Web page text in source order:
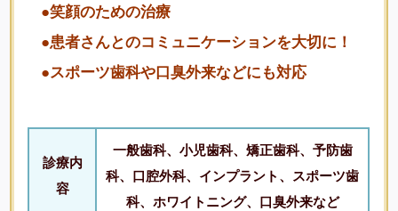
●笑顔のための治療
●患者さんとのコミュニケーションを大切に！
●スポーツ歯科や口臭外来などにも対応
診療内
容
一般歯科、小児歯科、矯正歯科、予防歯
科、口腔外科、インプラント、スポーツ歯
科、ホワイトニング、口臭外来など